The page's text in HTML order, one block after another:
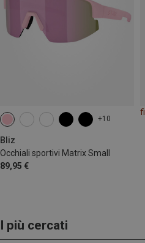
+10
Bliz
Occhiali sportivi Matrix Small
89,95 €
I più cercati